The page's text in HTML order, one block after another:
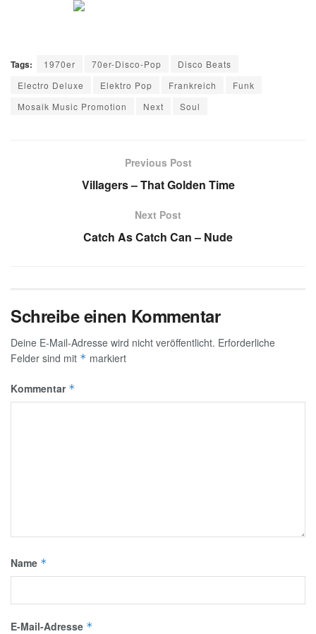
Tags: 1970er 70er-Disco-Pop
Disco Beats
Electro Deluxe
Elektro Pop Frankreich
Funk
Mosaik Music Promotion
Next Soul
Previous Post
Villagers – That Golden Time
Next Post
Catch As Catch Can – Nude
Schreibe einen Kommentar
Deine E-Mail-Adresse wird nicht veröffentlicht. Erforderliche
Felder sind mit * markiert
Kommentar *
Name *
E-Mail-Adresse *